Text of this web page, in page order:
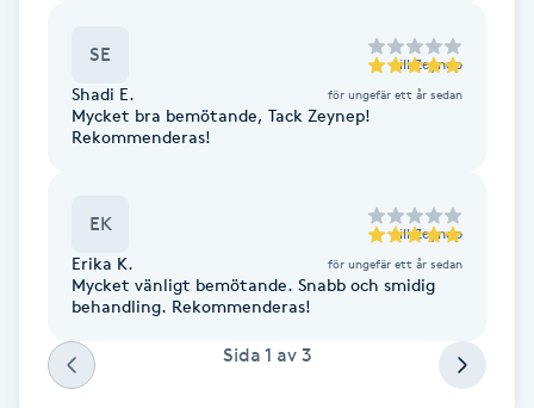
Damklippning
Diamantslipning
Extensions
SE till Zeynep
Shadi E. för ungefär ett år sedan
Mycket bra bemötande, Tack Zeynep!
Rekommenderas!
EK till Zeynep
Erika K. för ungefär ett år sedan
Mycket vänligt bemötande. Snabb och smidig
behandling. Rekommenderas!
Sida 1 av 3